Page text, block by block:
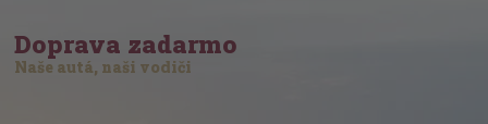
Doprava zadarmo
Naše autá, naši vodiči